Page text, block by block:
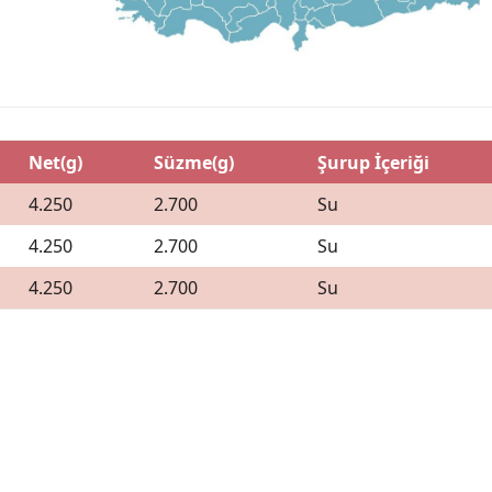
Net(g) Süzme(g)
Şurup İçeriği
4.250
2.700
Su
4.250
2.700
Su
4.250
2.700 Su